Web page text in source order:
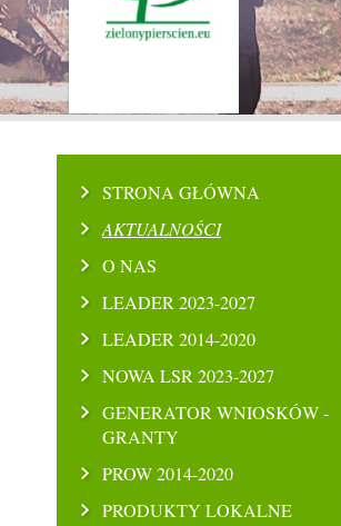
STRONA GŁÓWNA
AKTUALNOŚCI
O NAS
LEADER 2023-2027
LEADER 2014-2020
NOWA LSR 2023-2027
GENERATOR WNIOSKÓW -
GRANTY
PROW 2014-2020
PRODUKTY LOKALNE